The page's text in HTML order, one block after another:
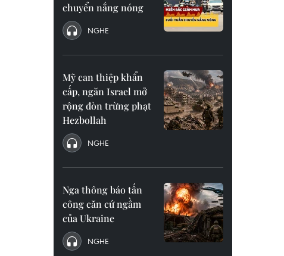
chuyển nắng nóng
NGHE
Mỹ can thiệp khẩn
cấp, ngăn Israel mở
rộng đòn trừng phạt
Hezbollah
NGHE
Nga thông báo tấn
công căn cứ ngầm
của Ukraine
NGHE